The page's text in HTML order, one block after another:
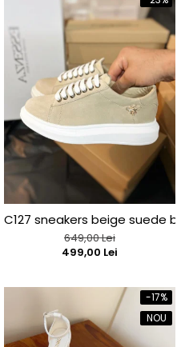
C127 sneakers beige suede
649,00 Lei
499,00 Lei
-17%
NOU